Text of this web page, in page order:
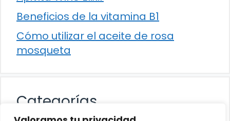
Beneficios de la vitamina B1
Cómo utilizar el aceite de rosa
mosqueta
Categorías